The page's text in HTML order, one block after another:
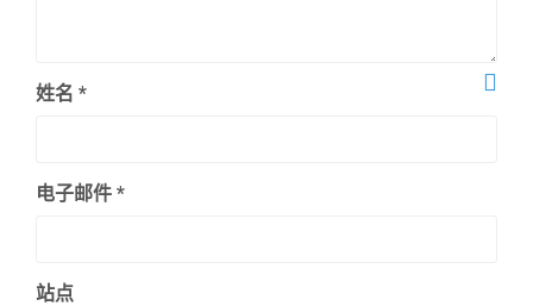
姓名 *
电子邮件 *
站点